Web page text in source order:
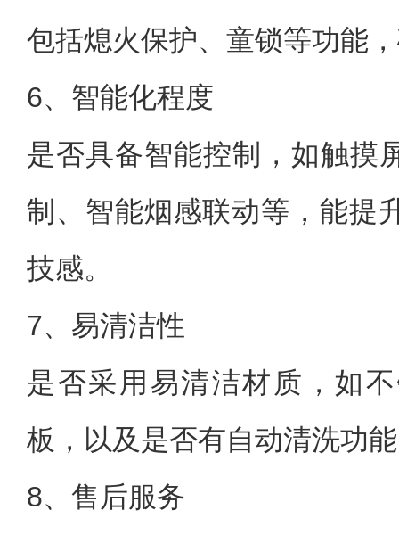
包括熄火保护、童锁等功能
6、智能化程度
是否具备智能控制，如触摸
制、智能烟感联动等，能提
技感。
7、易清洁性
是否采用易清洁材质，如
板，以及是否有自动清洗功
8、售后服务